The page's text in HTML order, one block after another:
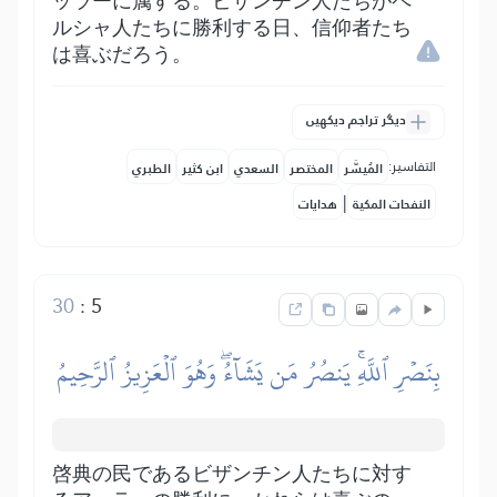
ルシャ人たちに勝利する日、信仰者たち
は喜ぶだろう。
دیگر تراجم دیکھیں
التفاسير: المُيسَّر المختصر السعدي ابن كثير الطبري
النفحات المكية | هدايات
5
:
30
بِنَصۡرِ ٱللَّهِۚ يَنصُرُ مَن يَشَآءُۖ وَهُوَ ٱلۡعَزِيزُ ٱلرَّحِيمُ
啓典の民であるビザンチン人たちに対す